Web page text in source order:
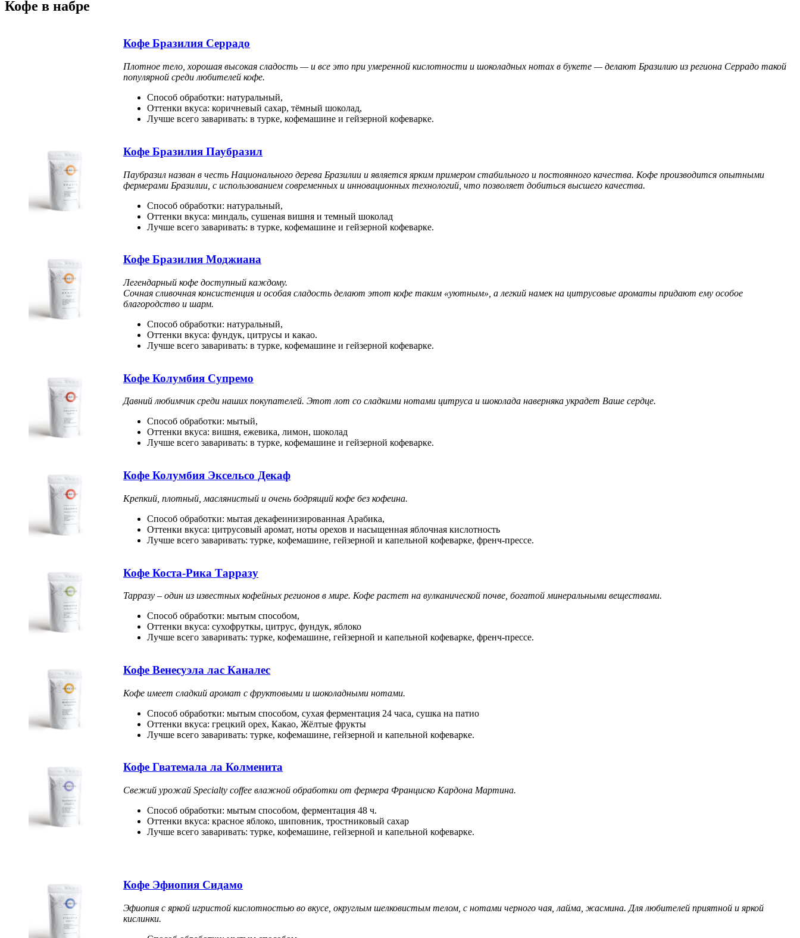
Кофе в набре
Кофе Бразилия Серрадо
Плотное тело, хорошая высокая сладость — и все это при умеренной кислотности и шоколадных нотах в букете — делают Бразилию из региона Серрадо такой
популярной среди любителей кофе.
Способ обработки: натуральный,
Оттенки вкуса: коричневый сахар, тёмный шоколад,
Лучше всего заваривать: в турке, кофемашине и гейзерной кофеварке.
Кофе Бразилия Паубразил
Паубразил назван в честь Национального дерева Бразилии и является ярким примером стабильного и постоянного качества. Кофе производится опытными
фермерами Бразилии, с использованием современных и инновационных технологий, что позволяет добиться высшего качества.
Способ обработки: натуральный,
Оттенки вкуса: миндаль, сушеная вишня и темный шоколад
Лучше всего заваривать: в турке, кофемашине и гейзерной кофеварке.
Кофе Бразилия Моджиана
Легендарный кофе доступный каждому.
Сочная сливочная консистенция и особая сладость делают этот кофе таким «уютным», а легкий намек на цитрусовые ароматы придают ему особое
благородство и шарм.
Способ обработки: натуральный,
Оттенки вкуса: фундук, цитрусы и какао.
Лучше всего заваривать: в турке, кофемашине и гейзерной кофеварке.
Кофе Колумбия Супремо
Давний любимчик среди наших покупателей. Этот лот со сладкими нотами цитруса и шоколада наверняка украдет Ваше сердце.
Способ обработки: мытый,
Оттенки вкуса: вишня, ежевика, лимон, шоколад
Лучше всего заваривать: в турке, кофемашине и гейзерной кофеварке.
Кофе Колумбия Эксельсо Декаф
Крепкий, плотный, маслянистый и очень бодрящий кофе без кофеина.
Способ обработки: мытая декафеинизированная Арабика,
Оттенки вкуса: цитрусовый аромат, ноты орехов и насыщенная яблочная кислотность
Лучше всего заваривать: турке, кофемашине, гейзерной и капельной кофеварке, френч-прессе.
Кофе Коста-Рика Тарразу
Тарразу – один из известных кофейных регионов в мире. Кофе растет на вулканической почве, богатой минеральными веществами.
Способ обработки: мытым способом,
Оттенки вкуса: сухофруткы, цитрус, фундук, яблоко
Лучше всего заваривать: турке, кофемашине, гейзерной и капельной кофеварке, френч-прессе.
Кофе Венесуэла лас Каналес
Кофе имеет сладкий аромат с фруктовыми и шоколадными нотами.
Способ обработки: мытым способом, сухая ферментация 24 часа, сушка на патио
Оттенки вкуса: грецкий орех, Какао, Жёлтые фрукты
Лучше всего заваривать: турке, кофемашине, гейзерной и капельной кофеварке.
Кофе Гватемала ла Колменита
Свежий урожай Specialty coffee влажной обработки от фермера Франциско Кардона Мартина.
Способ обработки: мытым способом, ферментация 48 ч.
Оттенки вкуса: красное яблоко, шиповник, тростниковый сахар
Лучше всего заваривать: турке, кофемашине, гейзерной и капельной кофеварке.
Кофе Эфиопия Сидамо
Эфиопия с яркой игристой кислотностью во вкусе, округлым шелковистым телом, с нотами черного чая, лайма, жасмина. Для любителей приятной и яркой
кислинки.